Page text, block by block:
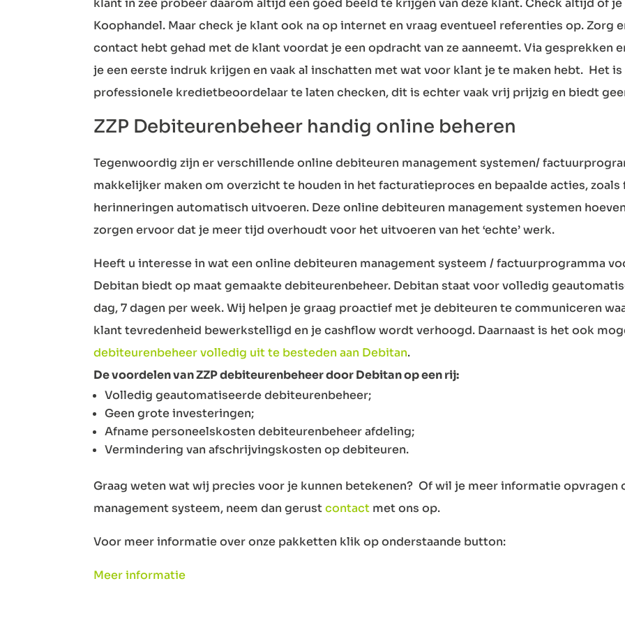
klant in zee probeer daarom altijd een goed beeld te krijgen van deze klant. Check altijd of
Koophandel. Maar check je klant ook na op internet en vraag eventueel referenties op. Zorg
contact hebt gehad met de klant voordat je een opdracht van ze aanneemt. Via gesprekken
je een eerste indruk krijgen en vaak al inschatten met wat voor klant je te maken hebt. Het
professionele kredietbeoordelaar te laten checken, dit is echter vaak vrij prijzig en biedt
ZZP Debiteurenbeheer handig online beheren
Tegenwoordig zijn er verschillende online debiteuren management systemen/
makkelijker maken om overzicht te houden in het facturatieproces en bepaalde acties,
herinneringen automatisch uitvoeren. Deze online debiteuren management systemen
zorgen ervoor dat je meer tijd overhoudt voor het uitvoeren van het ‘echte’ werk.
Heeft u interesse in wat een online debiteuren management systeem / factuurprogramma
Debitan biedt op maat gemaakte debiteurenbeheer. Debitan staat voor volledig
dag, 7 dagen per week. Wij helpen je graag proactief met je debiteuren te communiceren
klant tevredenheid bewerkstelligd en je cashflow wordt verhoogd. Daarnaast is het ook
debiteurenbeheer volledig uit te besteden aan Debitan.
De voordelen van ZZP debiteurenbeheer door Debitan op een rij:
Volledig geautomatiseerde debiteurenbeheer;
Geen grote investeringen;
Afname personeelskosten debiteurenbeheer afdeling;
Vermindering van afschrijvingskosten op debiteuren.
Graag weten wat wij precies voor je kunnen betekenen? Of wil je meer informatie opvragen
management systeem, neem dan gerustcontact met ons op.
Voor meer informatie over onze pakketten klik op onderstaande button:
Meer informatie